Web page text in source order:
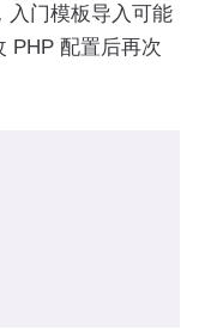
入门模板导入可能
PHP 配置后再次